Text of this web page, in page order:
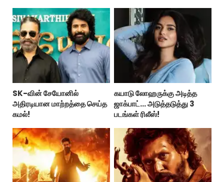
SK-வின் சேயோனில்
அதிரடியான மாற்றத்தை செய்த
கமல்!
கயாடு லோஹருக்கு அடித்த
ஜாக்பாட்... அடுத்தடுத்து 3
படங்கள் ரிலீஸ்!